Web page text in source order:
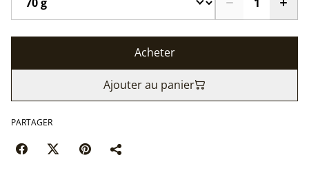
Acheter
Ajouter au panier
PARTAGER